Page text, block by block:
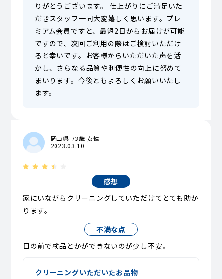
りがとうございます。 仕上がりにご満足いた
だきスタッフ一同大変嬉しく思います。プレ
ミアム会員ですと、最短2日からお届けが可能
ですので、次回ご利用の際はご検討いただけ
ると幸いです。お客様からいただいた声を活
かし、さらなる品質や利便性の向上に努めて
まいります。今後ともよろしくお願いいたし
ます。
岡山県 73歳 女性
2023.03.10
感想
家にいながらクリーニングしていただけてとても助か
ります。
不満な点
目の前で検品とかができないのが少し不安。
クリーニングいただいたお品物